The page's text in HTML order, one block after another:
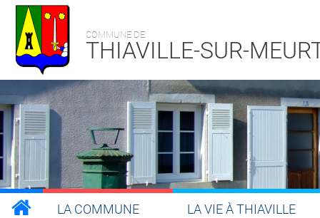
COMMUNE DE
THIAVILLE-SUR-
LA COMMUNE LA VIE À THIAVILLE